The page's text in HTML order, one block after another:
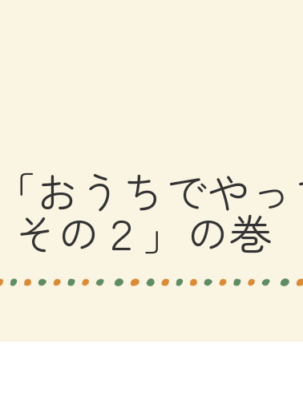
おうちでやっ
その２」の巻